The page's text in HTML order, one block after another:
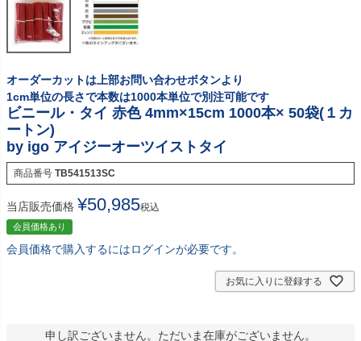
オーダーカットは上部お問い合わせボタンより
1cm単位の長さで本数は1000本単位で別注可能です
ビニール・タイ 赤色 4mm×15cm 1000本× 50袋(１カ
ートン)
by igo アイジーオーツイストタイ
商品番号 TB541513SC
当店販売価格 ¥50,985税込
会員価格あり
会員価格で購入するにはログインが必要です。
お気に入りに登録する
申し訳ございません。ただいま在庫がございません。